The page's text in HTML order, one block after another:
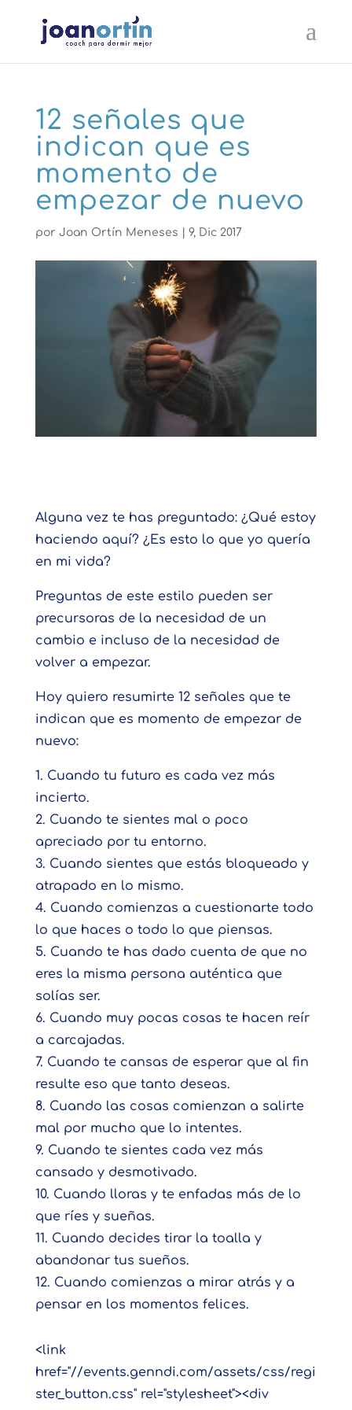
12 señales que
indican que es
momento de
empezar de nuevo
por Joan Ortín Meneses 9, Dic 2017
Alguna vez te has preguntado: ¿Qué estoy
haciendo aquí? ¿Es esto lo que yo quería
en mi vida?
Preguntas de este estilo pueden ser
precursoras de la necesidad de un
cambio e incluso de la necesidad de
volver a empezar.
Hoy quiero resumirte 12 señales que te
indican que es momento de empezar de
nuevo:
1. Cuando tu futuro es cada vez más
incierto.
2. Cuando te sientes mal o poco
apreciado por tu entorno.
3. Cuando sientes que estás bloqueado y
atrapado en lo mismo.
4. Cuando comienzas a cuestionarte todo
lo que haces o todo lo que piensas.
5. Cuando te has dado cuenta de que no
eres la misma persona auténtica que
solías ser.
6. Cuando muy pocas cosas te hacen reír
a carcajadas.
7. Cuando te cansas de esperar que al fin
resulte eso que tanto deseas.
8. Cuando las cosas comienzan a salirte
mal por mucho que lo intentes.
9. Cuando te sientes cada vez más
cansado y desmotivado.
10. Cuando lloras y te enfadas más de lo
que ríes y sueñas.
11. Cuando decides tirar la toalla y
abandonar tus sueños.
12. Cuando comienzas a mirar atrás y a
pensar en los momentos felices.
<link
href="//events.genndi.com/assets/css/regi
ster_button.css" rel="stylesheet"><div